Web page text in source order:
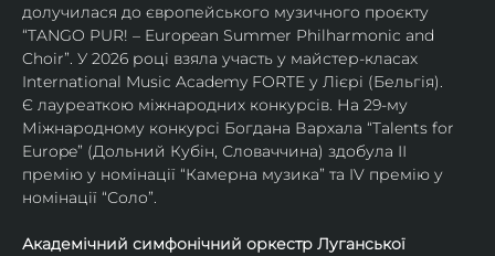
долучилася до європейського музичного проєкту
“TANGO PUR! – European Summer Philharmonic and
Choir”. У 2026 році взяла участь у майстер-класах
International Music Academy FORTE у Лієрі (Бельгія).
Є лауреаткою міжнародних конкурсів. На 29-му
Міжнародному конкурсі Богдана Вархала “Talents for
Europe” (Дольний Кубін, Словаччина) здобула ІІ
премію у номінації “Камерна музика” та IV премію у
номінації “Соло”.
Академічний симфонічний оркестр Луганської